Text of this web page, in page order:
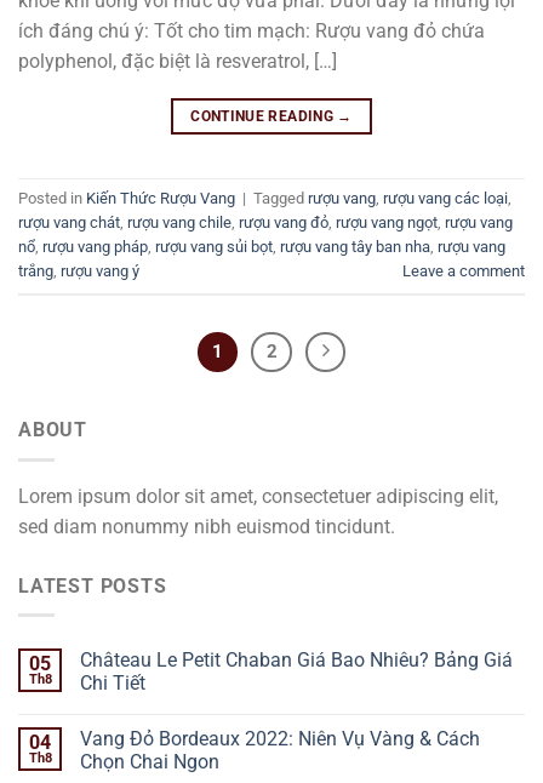
ích đáng chú ý: Tốt cho tim mạch: Rượu vang đỏ chứa
polyphenol, đặc biệt là resveratrol, […]
CONTINUE READING →
Posted in Kiến Thức Rượu Vang | Tagged rượu vang, rượu vang các loại,
rượu vang chát, rượu vang chile, rượu vang đỏ, rượu vang ngọt, rượu vang
nổ, rượu vang pháp, rượu vang sủi bọt, rượu vang tây ban nha, rượu vang
trắng, rượu vang ý Leave a comment
1 2
ABOUT
Lorem ipsum dolor sit amet, consectetuer adipiscing elit,
sed diam nonummy nibh euismod tincidunt.
LATEST POSTS
05
Th8
Château Le Petit Chaban Giá Bao Nhiêu? Bảng Giá
Chi Tiết
04
Th8
Vang Đỏ Bordeaux 2022: Niên Vụ Vàng & Cách
Chọn Chai Ngon